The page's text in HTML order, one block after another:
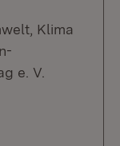
Klima
e. V.